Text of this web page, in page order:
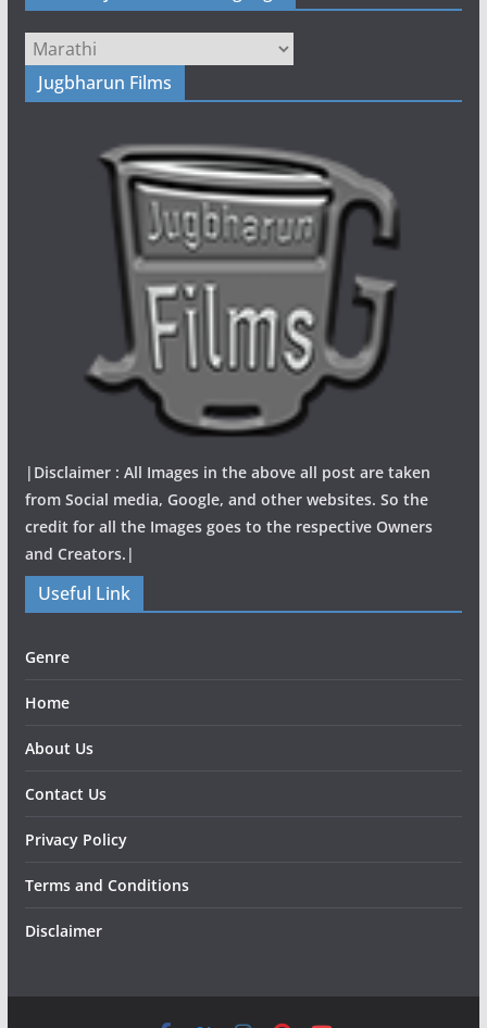
Jugbharun Films
|Disclaimer : All Images in the above all post are taken
from Social media, Google, and other websites. So the
credit for all the Images goes to the respective Owners
and Creators.|
Useful Link
Genre
Home
About Us
Contact Us
Privacy Policy
Terms and Conditions
Disclaimer